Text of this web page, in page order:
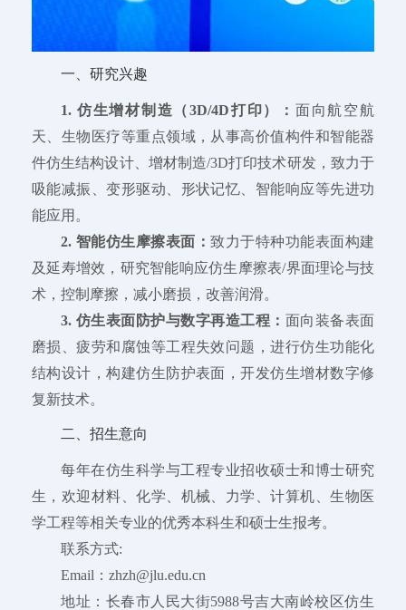
一、研究兴趣
1. 仿生增材制造（3D/4D打印）： 面向航空航
天、生物医疗等重点领域，从事高价值构件和智能器
件仿生结构设计、增材制造/3D打印技术研发，致力于
吸能减振、变形驱动、形状记忆、智能响应等先进功
能应用。
2. 智能仿生摩擦表面： 致力于特种功能表面构建
及延寿增效，研究智能响应仿生摩擦表/界面理论与技
术，控制摩擦，减小磨损，改善润滑。
3. 仿生表面防护与数字再造工程： 面向装备表面
磨损、疲劳和腐蚀等工程失效问题，进行仿生功能化
结构设计，构建仿生防护表面，开发仿生增材数字修
复新技术。
二、招生意向
每年在仿生科学与工程专业招收硕士和博士研究
生，欢迎材料、化学、机械、力学、计算机、生物医
学工程等相关专业的优秀本科生和硕士生报考。
联系方式:
Email：zhzh@jlu.edu.cn
地址：长春市人民大街5988号吉大南岭校区仿生